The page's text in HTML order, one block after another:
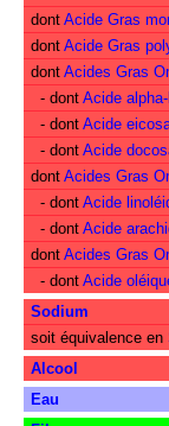
dont Acide Gras
dont Acide Gras
dont Acides Gras
- dont Acide
- dont Acide
- dont Acide
dont Acides Gras
- dont Acide
- dont Acide
dont Acides Gras
- dont Acide
Sodium
soit équivalence en
Alcool
Eau